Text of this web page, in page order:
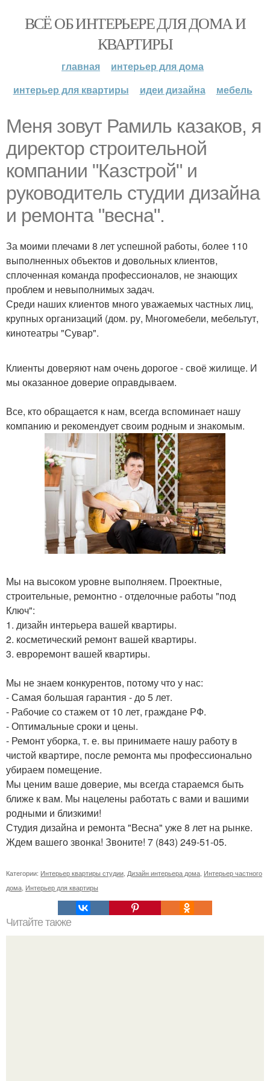
ВСЁ ОБ ИНТЕРЬЕРЕ ДЛЯ ДОМА И
КВАРТИРЫ
главная
интерьер для дома
интерьер для квартиры
идеи дизайна мебель
Меня зовут Рамиль казаков, я
директор строительной
компании "Казстрой" и
руководитель студии дизайна
и ремонта "весна".
За моими плечами 8 лет успешной работы, более 110
выполненных объектов и довольных клиентов,
сплоченная команда профессионалов, не знающих
проблем и невыполнимых задач.
Среди наших клиентов много уважаемых частных лиц,
крупных организаций (дом. ру, Многомебели, мебельтут,
кинотеатры "Сувар".
Клиенты доверяют нам очень дорогое - своё жилище. И
мы оказанное доверие оправдываем.
Все, кто обращается к нам, всегда вспоминает нашу
компанию и рекомендует своим родным и знакомым.
Мы на высоком уровне выполняем. Проектные,
строительные, ремонтно - отделочные работы "под
Ключ":
1. дизайн интерьера вашей квартиры.
2. косметический ремонт вашей квартиры.
3. евроремонт вашей квартиры.
Мы не знаем конкурентов, потому что у нас:
- Самая большая гарантия - до 5 лет.
- Рабочие со стажем от 10 лет, граждане РФ.
- Оптимальные сроки и цены.
- Ремонт уборка, т. е. вы принимаете нашу работу в
чистой квартире, после ремонта мы профессионально
убираем помещение.
Мы ценим ваше доверие, мы всегда стараемся быть
ближе к вам. Мы нацелены работать с вами и вашими
родными и близкими!
Студия дизайна и ремонта "Весна" уже 8 лет на рынке.
Ждем вашего звонка! Звоните! 7 (843) 249-51-05.
Категории: Интерьер квартиры студии, Дизайн интерьера дома, Интерьер частного
дома, Интерьер для квартиры
Читайте также